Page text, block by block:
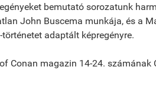
bemutató sorozatunk
John Buscema munkája, és a
adaptált képregényre.
Conan magazin 14-24. számának